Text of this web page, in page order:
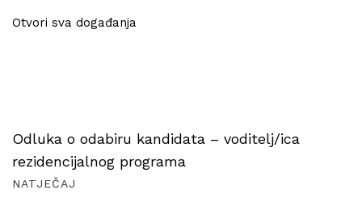
Otvori sva događanja
Odluka o odabiru kandidata – voditelj/ica
rezidencijalnog programa
NATJEČAJ